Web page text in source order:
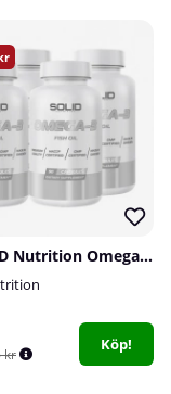
4 x SOLID Nutrition Omega-3, 90 caps
kr
Köp!